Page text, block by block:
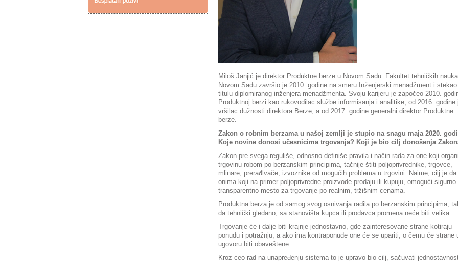
Miloš Janjić je direktor Produktne berze u Novom Sadu. Fakultet tehničkih
Novom Sadu završio je 2010. godine na smeru Inženjerski menadžment i stekao
titulu diplomiranog inženjera menadžmenta. Svoju karijeru je započeo 2010.
Produktnoj berzi kao rukovodilac službe informisanja i analitike, od 2016. godine
vršilac dužnosti direktora Berze, a od 2017. godine generalni direktor Produktne
berze.
Zakon o robnim berzama u našoj zemlji je stupio na snagu maja 2020.
Koje novine donosi učesnicima trgovanja? Koji je bio cilj donošenja
Zakon pre svega reguliše, odnosno definiše pravila i način rada za one koji
trgovinu robom po berzanskim principima, tačnije štiti poljoprivrednike, trgovce,
mlinare, prerađivače, izvoznike od mogućih problema u trgovini. Naime, cilj je da
onima koji na primer poljoprivredne proizvode prodaju ili kupuju, omogući sigurno
transparentno mesto za trgovanje po realnim, tržišnim cenama.
Produktna berza je od samog svog osnivanja radila po berzanskim principima,
da tehnički gledano, sa stanovišta kupca ili prodavca promena neće biti velika.
Trgovanje će i dalje biti krajnje jednostavno, gde zainteresovane strane kotiraju
ponudu i potražnju, a ako ima kontraponude one će se upariti, o čemu će strane
ugovoru biti obaveštene.
Kroz ceo rad na unapređenju sistema to je upravo bio cilj, sačuvati